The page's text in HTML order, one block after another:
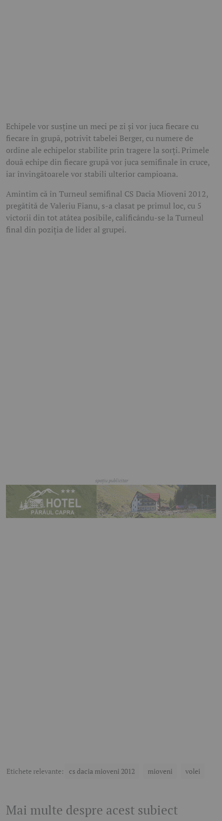
Echipele vor susţine un meci pe zi şi vor juca fiecare cu
fiecare în grupă, potrivit tabelei Berger, cu numere de
ordine ale echipelor stabilite prin tragere la sorţi. Primele
două echipe din fiecare grupă vor juca semifinale în cruce,
iar învingătoarele vor stabili ulterior campioana.
Amintim că în Turneul semifinal CS Dacia Mioveni 2012,
pregătită de Valeriu Fianu, s-a clasat pe primul loc, cu 5
victorii din tot atâtea posibile, calificându-se la Turneul
final din poziția de lider al grupei.
Etichete relevante: cs dacia mioveni 2012 mioveni volei
Mai multe despre acest subiect